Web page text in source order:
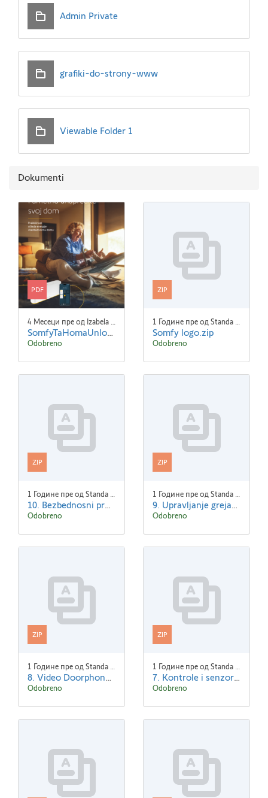
Admin Private
grafiki-do-strony-www
Viewable Folder 1
Dokumenti
PDF
4 Месеци пре од Izabela Gwozdzik
SomfyTaHomaUnlock-B2C-Brochure A4 SR 3.pdf
Odobreno
ZIP
1 Године пре од Standa Blaha
Somfy logo.zip
Odobreno
ZIP
1 Године пре од Standa Blaha
10. Bezbednosni proizvodi.zip
Odobreno
ZIP
1 Године пре од Standa Blaha
9. Upravljanje grejanjem.zip
Odobreno
ZIP
1 Године пре од Standa Blaha
8. Video Doorphones.zip
Odobreno
ZIP
1 Године пре од Standa Blaha
7. Kontrole i senzori.zip
Odobreno